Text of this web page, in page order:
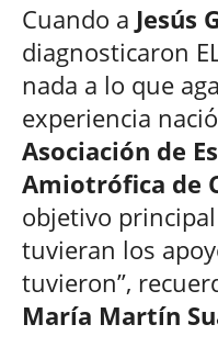
Cuando a Jesús
diagnosticaron
nada a lo que
experiencia nació
Asociación de
Amiotrófica de
objetivo
tuvieran los
tuvieron”,
María Martín